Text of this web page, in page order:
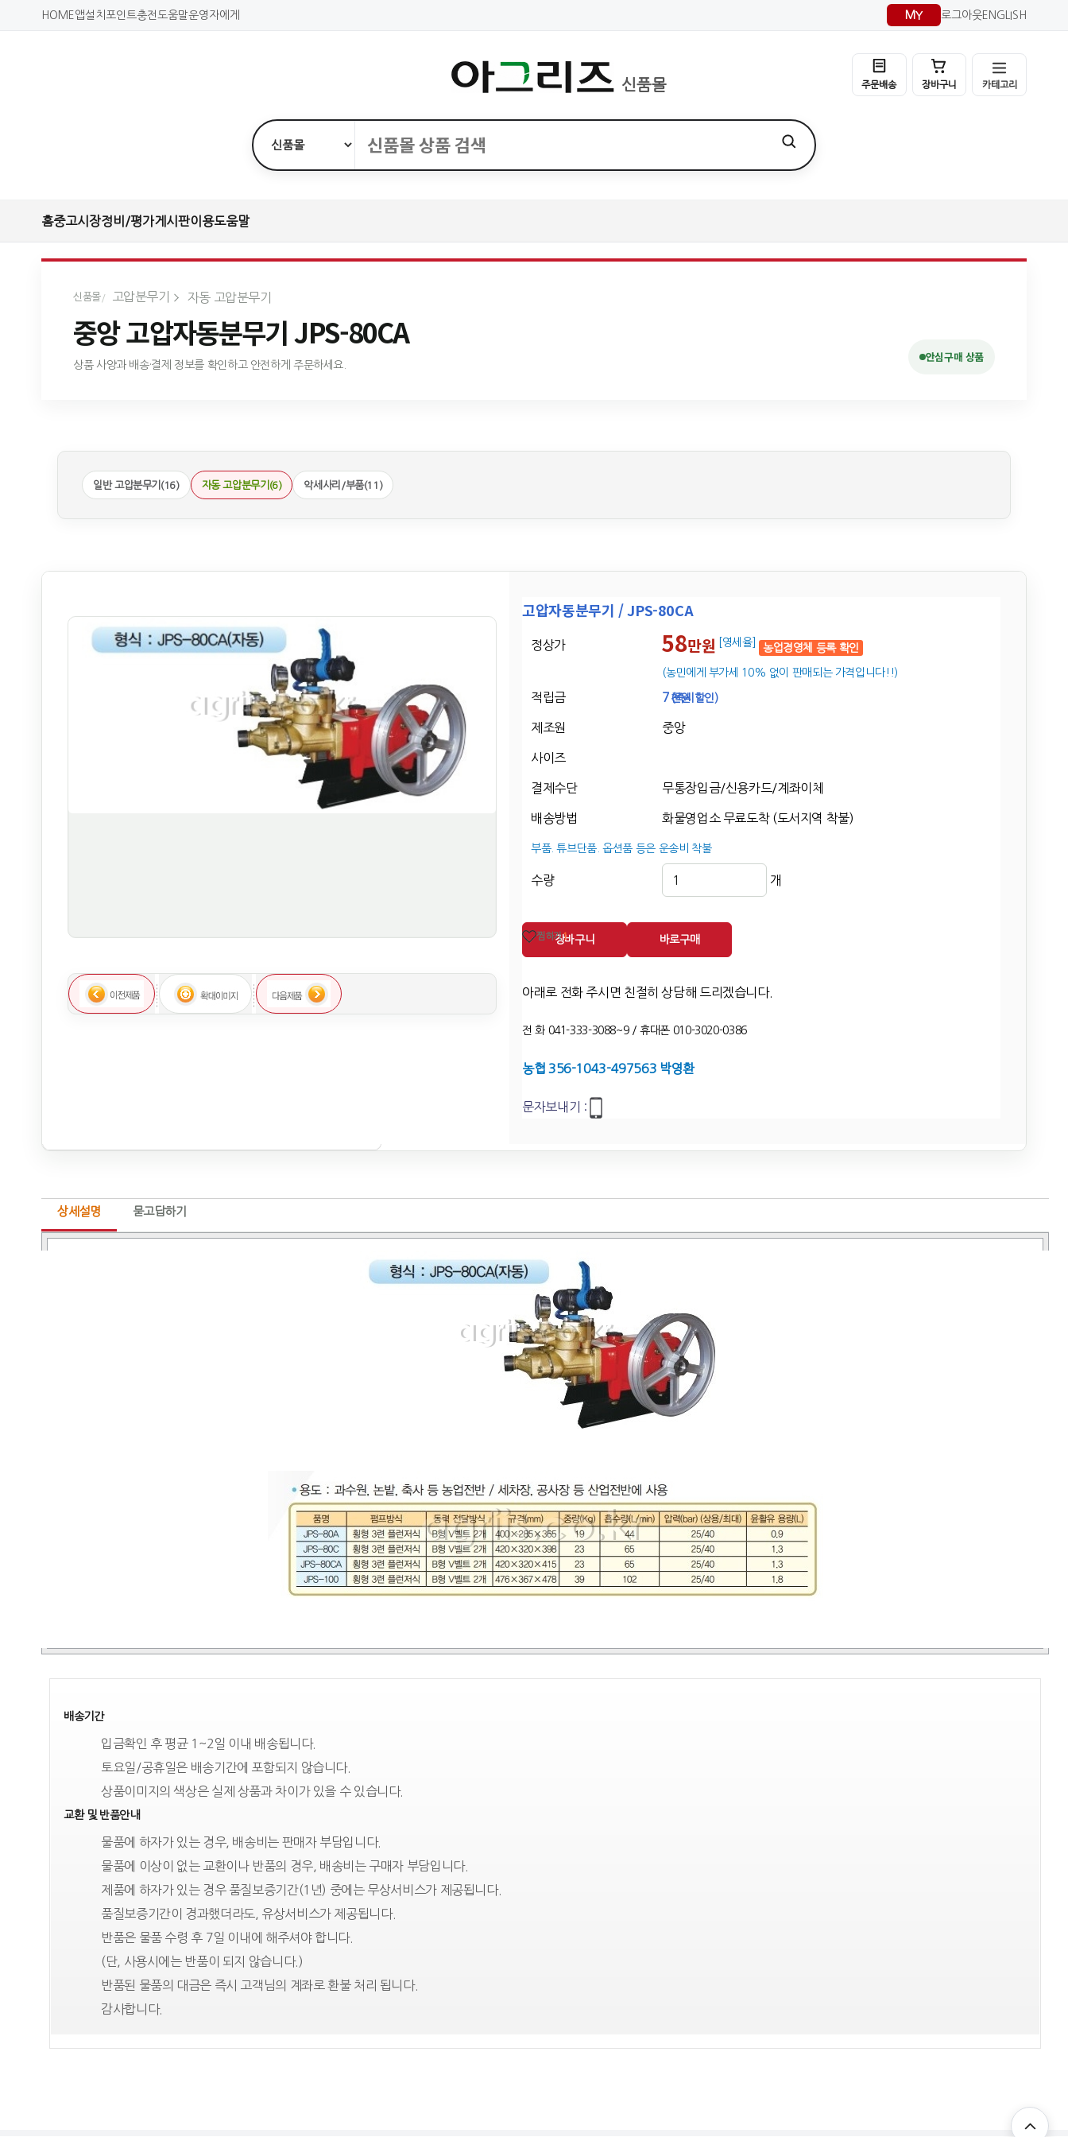
HOME 앱설치 포인트충전도움말운영자에게 MY 로그아웃ENGLISH
신품몰 주문배송 장바구니 카테고리
홈중고시장정비/평가게시판이용도움말
신품몰 고압분무기 자동 고압분무기
중앙 고압자동분무기 JPS-80CA
상품 사양과 배송·결제 정보를 확인하고 안전하게 주문하세요.
안심구매 상품
일반 고압분무기(16) 자동 고압분무기(6) 악세사리/부품(11)
고압자동분무기 / JPS-80CA
정상가 58만원 [영세율] 농업경영체 등록 확인
(농민에게 부가세 10% 없이 판매되는 가격입니다!!)
적립금 7 천원
(즉시할인)
제조원 중앙
사이즈
결제수단 무통장입금/신용카드/계좌이체
배송방법 화물영업소 무료도착 (도서지역 착불)
부품. 튜브단품. 옵션품 등은 운송비 착불
수량 개
찜하기1
장바구니 바로구매
아래로 전화 주시면 친절히 상담해 드리겠습니다.
전 화 041-333-3088~9 / 휴대폰 010-3020-0386
농협 356-1043-497563 박영환
문자보내기 :
상세설명 묻고답하기
배송기간
입금확인 후 평균 1~2일 이내 배송됩니다.
토요일/공휴일은 배송기간에 포함되지 않습니다.
상품이미지의 색상은 실제 상품과 차이가 있을 수 있습니다.
교환 및 반품안내
물품에 하자가 있는 경우, 배송비는 판매자 부담입니다.
물품에 이상이 없는 교환이나 반품의 경우, 배송비는 구매자 부담입니다.
제품에 하자가 있는 경우 품질보증기간(1년) 중에는 무상서비스가 제공됩니다.
품질보증기간이 경과했더라도, 유상서비스가 제공됩니다.
반품은 물품 수령 후 7일 이내에 해주셔야 합니다.
(단, 사용시에는 반품이 되지 않습니다.)
반품된 물품의 대금은 즉시 고객님의 계좌로 환불 처리 됩니다.
감사합니다.